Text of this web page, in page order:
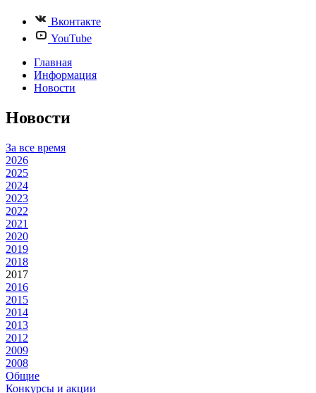
Вконтакте
YouTube
Главная
Информация
Новости
Новости
За все время
2026
2025
2024
2023
2022
2021
2020
2019
2018
2017
2016
2015
2014
2013
2012
2009
2008
Общие
Конкурсы и акции